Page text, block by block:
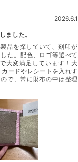
2026.6.1
ました。
品を探していて、刻印が
た。配色、ロゴ等選べて
大変満足しています！大
ードやレシートを入れす
で、常に財布の中は整理